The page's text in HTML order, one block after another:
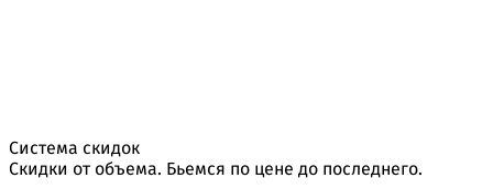
Система скидок
Скидки от объема. Бьемся по цене до последнего.